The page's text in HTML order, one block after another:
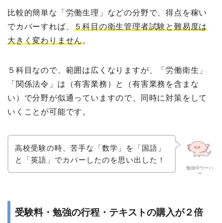
比較的簡単な「労働生理」などの分野で、得点を稼い
でカバーすれば、
５科目の衛生管理者試験と難易度は
大きく変わりません 。
５科目なので、範囲は広くなりますが、「労働衛生」
「関係法令」は（有害業務）と（有害業務を含まな
い）で分野が似通っていますので、同時に対策をして
いくことが可能です。
勉強中ウーパ
ー
高校受験の時、苦手な「数学」を「国語」
と「英語」でカバーしたのを思い出した！
受験料・勉強の行程・テキストの購入が２倍